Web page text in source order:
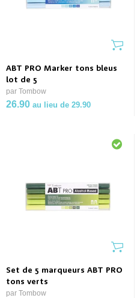
ABT PRO Marker tons bleus
lot de 5
par Tombow
26.90 au lieu de 29.90
Set de 5 marqueurs ABT PRO
tons verts
par Tombow